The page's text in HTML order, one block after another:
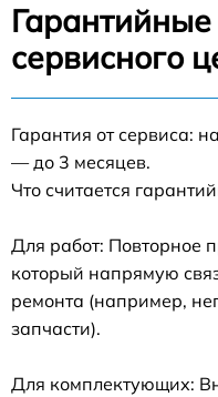
Гарантийные
сервисного
Гарантия от сервиса:
— до 3 месяцев.
Что считается
Для работ: Повторное
который напрямую
ремонта (например,
запчасти).
Для комплектующих: